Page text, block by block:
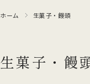
羊羹・棹物
ホーム 生菓子・饅頭
生菓子・饅